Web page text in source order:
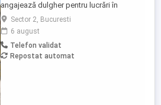
angajează dulgher pentru lucrări în
domeniul construcțiilor. Cerințe: *
Experiență în lucrări de dulgherie
constituie avantaj; * Seriozitate și
responsabilitate; * Disponibilitate pentru
lucru în echipă. Oferim: * Contract de
Sector 2, Bucuresti
6 august
Telefon validat
Repostat automat